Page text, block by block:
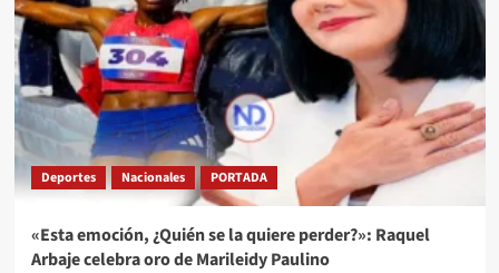
Deportes Nacionales PORTADA
«Esta emoción, ¿Quién se la quiere perder?»: Raquel
Arbaje celebra oro de Marileidy Paulino